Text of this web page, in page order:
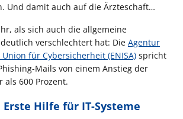
Und damit auch auf die Ärzteschaft…
als sich auch die allgemeine
verschlechtert hat: Die Agentur
für Cybersicherheit (ENISA) spricht
Mails von einem Anstieg der
als 600 Prozent.
Hilfe für IT-Systeme